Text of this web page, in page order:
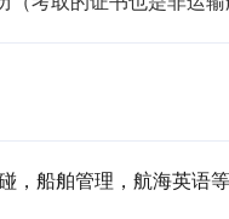
，船舶管理，航海英语